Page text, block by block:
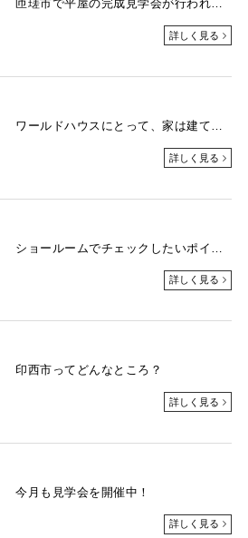
匝瑳市で平屋の完成見学会が行われました！
詳しく見る
ワールドハウスにとって、家は建ててからが本当のおつきあいの始まりです
詳しく見る
詳しく見る
印西市ってどんなところ？
詳しく見る
今月も見学会を開催中！
詳しく見る